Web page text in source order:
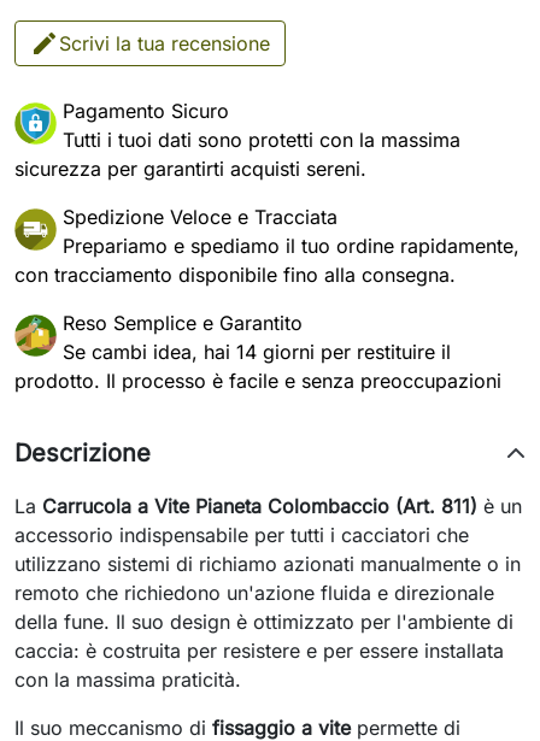
Scrivi la tua recensione
Pagamento Sicuro
Tutti i tuoi dati sono protetti con la massima
sicurezza per garantirti acquisti sereni.
Spedizione Veloce e Tracciata
Prepariamo e spediamo il tuo ordine rapidamente,
con tracciamento disponibile fino alla consegna.
Reso Semplice e Garantito
Se cambi idea, hai 14 giorni per restituire il
prodotto. Il processo è facile e senza preoccupazioni
Descrizione
La Carrucola a Vite Pianeta Colombaccio (Art. 811) è un
accessorio indispensabile per tutti i cacciatori che
utilizzano sistemi di richiamo azionati manualmente o in
remoto che richiedono un'azione fluida e direzionale
della fune. Il suo design è ottimizzato per l'ambiente di
caccia: è costruita per resistere e per essere installata
con la massima praticità.
Il suo meccanismo di fissaggio a vitepermette di